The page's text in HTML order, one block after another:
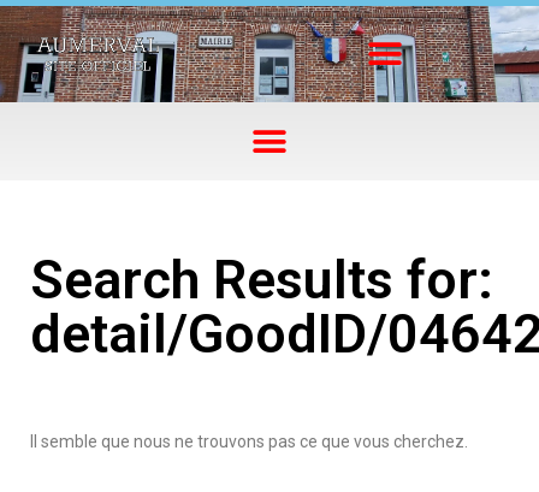
Search Results for:
detail/GoodID/
Il semble que nous ne trouvons pas ce que vous cherchez.